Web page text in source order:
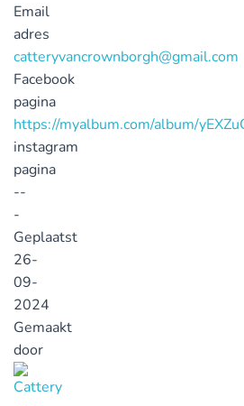
Email
adres
catteryvancrownborgh@gmail.com
Facebook
pagina
https://myalbum.com/album/
instagram
pagina
--
-
Geplaatst
26-
09-
2024
Gemaakt
door